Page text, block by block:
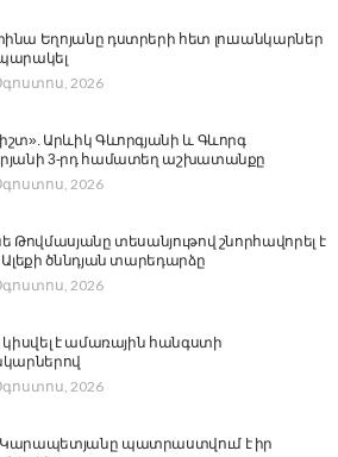
Եղոյանը դստրերի հետ լուսանկարներ
2026
Արևիկ Գևորգյանի և Գևորգ
3-րդ համատեղ աշխատանքը
2026
Թովմասյանը տեսանյութով շնորհավորել է
Ալեքի ծննդյան տարեդարձը
2026
կիսվել է ամառային հանգստի
2026
պատրաստվում է իր